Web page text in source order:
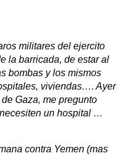
militares del ejercito
la barricada, de estar al
bombas y los mismos
viviendas…. Ayer
Gaza, me pregunto
un hospital …
contra Yemen (mas